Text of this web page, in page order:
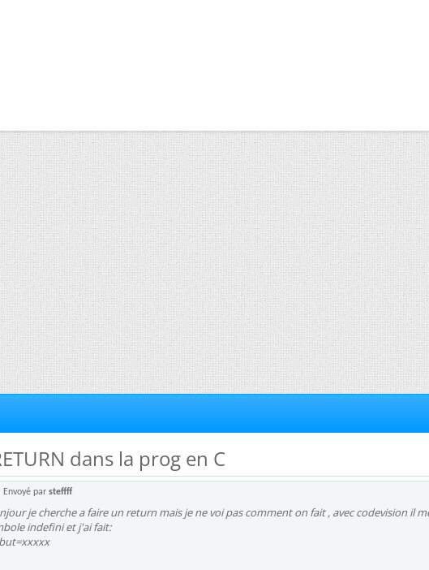
dans la prog en C
Envoyé par steffff
je cherche a faire un return mais je ne voi pas comment on fait , avec codevision il
indefini et j'ai fait: